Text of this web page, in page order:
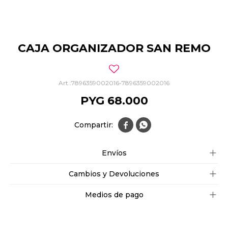
CAJA ORGANIZADOR SAN REMO
7896359002016-7896359002016
PYG 68.000
 
Envíos
Cambios y Devoluciones
Medios de pago